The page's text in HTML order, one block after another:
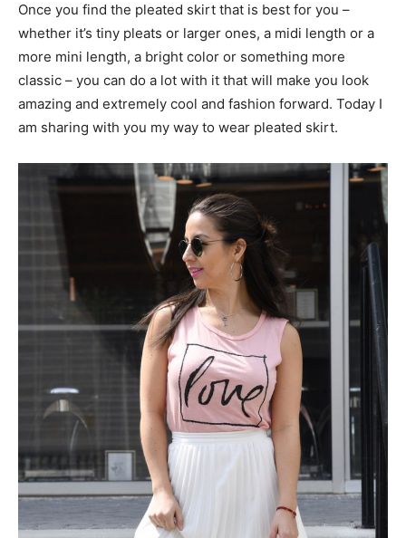
Once you find the pleated skirt that is best for you –
whether it’s tiny pleats or larger ones, a midi length or a
more mini length, a bright color or something more
classic – you can do a lot with it that will make you look
amazing and extremely cool and fashion forward. Today I
am sharing with you my way to wear pleated skirt.